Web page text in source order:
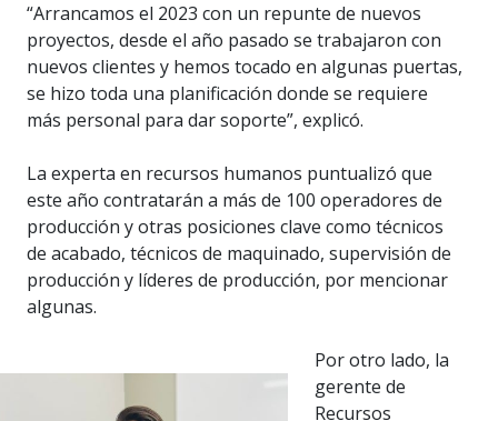
“Arrancamos el 2023 con un repunte de nuevos
proyectos, desde el año pasado se trabajaron con
nuevos clientes y hemos tocado en algunas puertas,
se hizo toda una planificación donde se requiere
más personal para dar soporte”, explicó.
La experta en recursos humanos puntualizó que
este año contratarán a más de 100 operadores de
producción y otras posiciones clave como técnicos
de acabado, técnicos de maquinado, supervisión de
producción y líderes de producción, por mencionar
algunas.
Por otro lado, la
gerente de
Recursos